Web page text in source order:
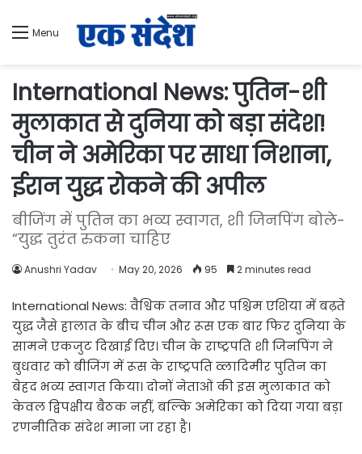
Menu
International News: पुतिन-शी
मुलाकात से दुनिया को बड़ा संदेश!
चीन ने अमेरिका पर साधा निशाना,
ईरान युद्ध रोकने की अपील
बीजिंग में पुतिन का भव्य स्वागत, शी जिनपिंग बोले-
“युद्ध तुरंत रुकना चाहिए
Anushri Yadav May 20, 2026 95 2 minutes read
International News: वैश्विक तनाव और पश्चिम एशिया में बढ़ते
युद्ध जैसे हालात के बीच चीन और रूस एक बार फिर दुनिया के
सामने एकजुट दिखाई दिए। चीन के राष्ट्रपति शी जिनपिंगने
बुधवार को बीजिंग में रूस के राष्ट्रपतिव्लादिमीर पुतिनका
बेहद भव्य स्वागत किया। दोनों नेताओं की इस मुलाकात को
केवल द्विपक्षीय बैठक नहीं, बल्कि अमेरिका को दिया गया बड़ा
रणनीतिक संदेश माना जा रहा है।